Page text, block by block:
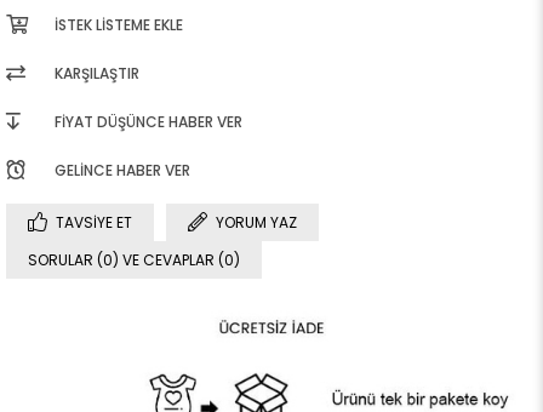
İSTEK LISTEME EKLE
KARŞILAŞTIR
FIYAT DÜŞÜNCE HABER VER
GELINCE HABER VER
TAVSIYE ET
YORUM YAZ
SORULAR (0) VE CEVAPLAR (0)